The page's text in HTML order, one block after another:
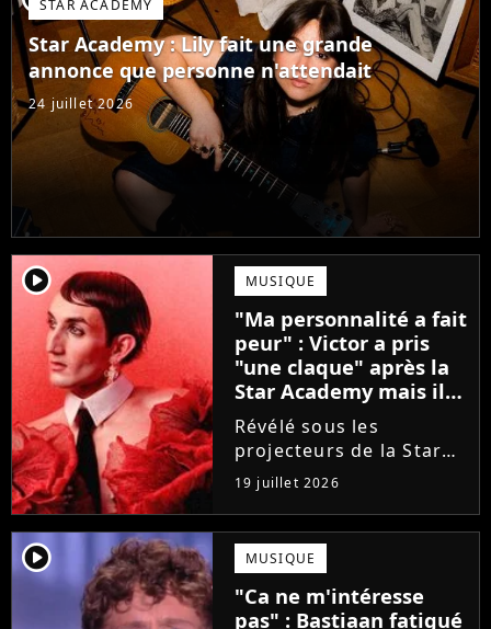
envie de gommer
l'étiquette Star
Academy, le jeu...
STAR ACADEMY
Star Academy : Lily fait une grande
annonce que personne n'attendait
24 juillet 2026
player2 MUSIQUE
"Ma personnalité a fait
peur" : Victor a pris
"une claque" après la
Star Academy mais il
en est ressorti plus
fort (interview)
Révélé sous les
projecteurs de la Star
Academy, Victor a fait
face à la réalité brutale
de l'industrie musicale
après sa sortie de
l'émission. Face à des
maisons de disques
frileuses,...
19 juillet 2026
player2 MUSIQUE
"Ca ne m'intéresse
pas" : Bastiaan fatigué